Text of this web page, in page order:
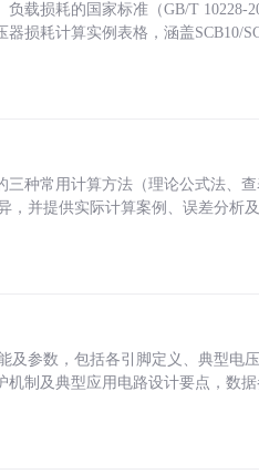
载损耗的国家标准（GB/T 10228-
损耗计算实例表格，涵盖SCB10/
种常用计算方法（理论公式法、
，并提供实际计算案例、误差分析
及参数，包括各引脚定义、典型电
机制及典型应用电路设计要点，数